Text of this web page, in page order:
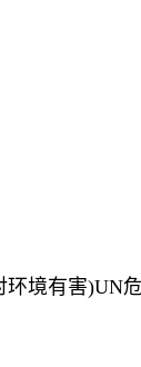
境有害)UN